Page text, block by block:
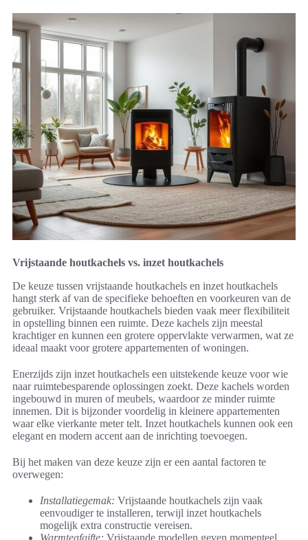
Vrijstaande houtkachels vs. inzet houtkachels
De keuze tussen vrijstaande houtkachels en inzet houtkachels
hangt sterk af van de specifieke behoeften en voorkeuren van de
gebruiker. Vrijstaande houtkachels bieden vaak meer flexibiliteit
in opstelling binnen een ruimte. Deze kachels zijn meestal
krachtiger en kunnen een grotere oppervlakte verwarmen, wat ze
ideaal maakt voor grotere appartementen of woningen.
Enerzijds zijn inzet houtkachels een uitstekende keuze voor wie
naar ruimtebesparende oplossingen zoekt. Deze kachels worden
ingebouwd in muren of meubels, waardoor ze minder ruimte
innemen. Dit is bijzonder voordelig in kleinere appartementen
waar elke vierkante meter telt. Inzet houtkachels kunnen ook een
elegant en modern accent aan de inrichting toevoegen.
Bij het maken van deze keuze zijn er een aantal factoren te
overwegen:
Installatiegemak: Vrijstaande houtkachels zijn vaak
eenvoudiger te installeren, terwijl inzet houtkachels
mogelijk extra constructie vereisen.
Warmteafgifte: Vrijstaande modellen geven momenteel